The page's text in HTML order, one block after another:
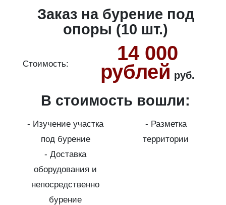
Заказ на бурение под
опоры (10 шт.)
Стоимость:
14 000
рублей руб.
В стоимость вошли:
- Изучение участка
под бурение
- Разметка
территории
- Доставка
оборудования и
непосредственно
бурение